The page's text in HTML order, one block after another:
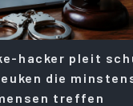
hacker pleit
die
treffen